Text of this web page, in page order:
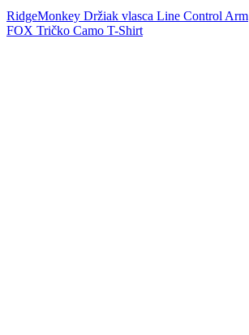
RidgeMonkey Držiak vlasca Line Control Arm
FOX Tričko Camo T-Shirt